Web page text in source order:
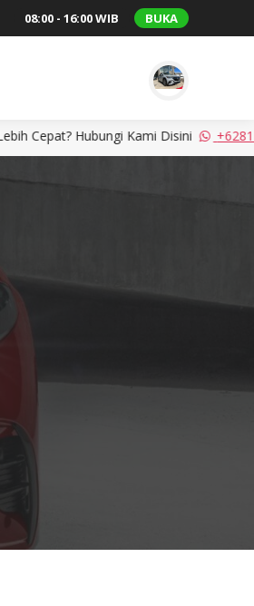
08:00 - 16:00 WIB BUKA
Disini +62817818119Konsultasikan